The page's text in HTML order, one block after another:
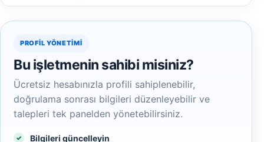
PROFIL YÖNETIMI
Bu işletmenin sahibi misiniz?
Ücretsiz hesabınızla profili sahiplenebilir,
doğrulama sonrası bilgileri düzenleyebilir ve
talepleri tek panelden yönetebilirsiniz.
Bilgileri güncelleyin